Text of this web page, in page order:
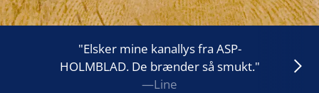
"Elsker mine kanallys fra ASP-
HOLMBLAD. De brænder så smukt."
—Line